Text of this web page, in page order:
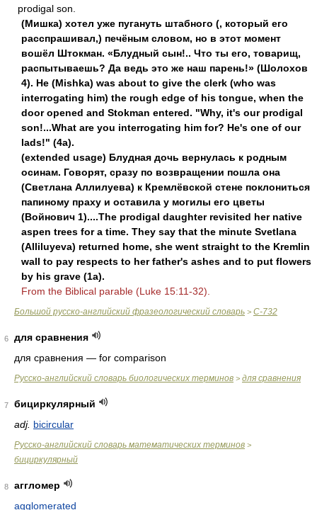
prodigal son.
(Мишка) хотел уже пугануть штабного (, который его
расспрашивал,) печёным словом, но в этот момент
вошёл Штокман. «Блудный сын!.. Что ты его, товарищ,
распытываешь? Да ведь это же наш парень!» (Шолохов
4). Не (Mishka) was about to give the clerk (who was
interrogating him) the rough edge of his tongue, when the
door opened and Stokman entered. "Why, it's our prodigal
son!...What are you interrogating him for? He's one of our
lads!" (4a).
(extended usage) Блудная дочь вернулась к родным
осинам. Говорят, сразу по возвращении пошла она
(Светлана Аллилуева) к Кремлёвской стене поклониться
папиному праху и оставила у могилы его цветы
(Войнович 1)....The prodigal daughter revisited her native
aspen trees for a time. They say that the minute Svetlana
(Alliluyeva) returned home, she went straight to the Kremlin
wall to pay respects to her father's ashes and to put flowers
by his grave (1a).
From the Biblical parable (Luke 15:11-32).
Большой русско-английский фразеологический словарь > С-732
6
для сравнения
для сравнения — for comparison
Русско-английский словарь биологических терминов > для сравнения
7
бициркулярный
adj. bicircular
Русско-английский словарь математических терминов >
бициркулярный
8
аггломер
agglomerated